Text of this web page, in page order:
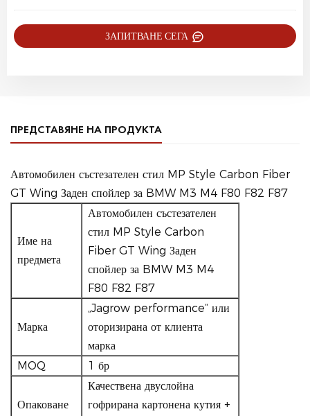
ЗАПИТВАНЕ СЕГА
ПРЕДСТАВЯНЕ НА ПРОДУКТА
Автомобилен състезателен стил MP Style Carbon Fiber
GT Wing Заден спойлер за BMW M3 M4 F80 F82 F87
Име на
предмета
Автомобилен състезателен
стил MP Style Carbon
Fiber GT Wing Заден
спойлер за BMW M3 M4
F80 F82 F87
Марка
„Jagrow performance“ или
оторизирана от клиента
марка
MOQ
1 бр
Опаковане
Качествена двуслойна
гофрирана картонена кутия +